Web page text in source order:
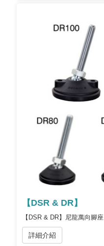
【DSR & DR】
【DSR & DR】尼龍萬向腳座
詳細介紹